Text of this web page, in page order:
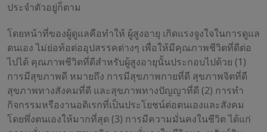
ประจำตัวอยู่ก็ตาม
โดยหน้าที่ของผู้ดูแลคือทำให้ ผู้สูงอายุ เกิดแรงจูงใจในการดูแล
ตนเอง ไม่ย่อท้อต่ออุปสรรคต่างๆ เพื่อให้มีคุณภาพชีวิตที่ดีต่อ
ไปได้ คุณภาพชีวิตที่ดีสำหรับผู้สูงอายุนั้นประกอบไปด้วย (1)
การมีสุขภาพดี หมายถึง การมีสุขภาพกายที่ดี สุขภาพจิตที่ดี
สุขภาพทางสังคมที่ดี และสุขภาพทางปัญญาที่ดี (2) การทำ
กิจกรรมหรืองานอดิเรกที่เป็นประโยชน์ต่อตนเองและสังคม
โดยพึ่งตนเองให้มากที่สุด (3) การมีความมั่นคงในชีวิต ได้แก่